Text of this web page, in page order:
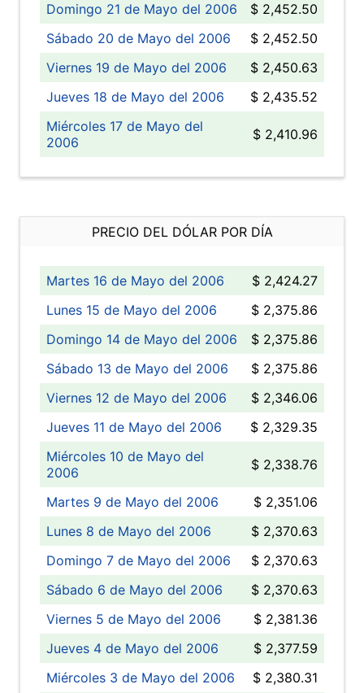
Domingo 21 de Mayo del 2006
$ 2,452.50
Sábado 20 de Mayo del 2006
$ 2,452.50
Viernes 19 de Mayo del 2006
$ 2,450.63
Jueves 18 de Mayo del 2006
$ 2,435.52
Miércoles 17 de Mayo del
2006
$ 2,410.96
PRECIO DEL DÓLAR POR DÍA
Martes 16 de Mayo del 2006
$ 2,424.27
Lunes 15 de Mayo del 2006
$ 2,375.86
Domingo 14 de Mayo del 2006
$ 2,375.86
Sábado 13 de Mayo del 2006
$ 2,375.86
Viernes 12 de Mayo del 2006
$ 2,346.06
Jueves 11 de Mayo del 2006
$ 2,329.35
Miércoles 10 de Mayo del
2006
$ 2,338.76
Martes 9 de Mayo del 2006
$ 2,351.06
Lunes 8 de Mayo del 2006
$ 2,370.63
Domingo 7 de Mayo del 2006
$ 2,370.63
Sábado 6 de Mayo del 2006
$ 2,370.63
Viernes 5 de Mayo del 2006
$ 2,381.36
Jueves 4 de Mayo del 2006
$ 2,377.59
Miércoles 3 de Mayo del 2006
$ 2,380.31